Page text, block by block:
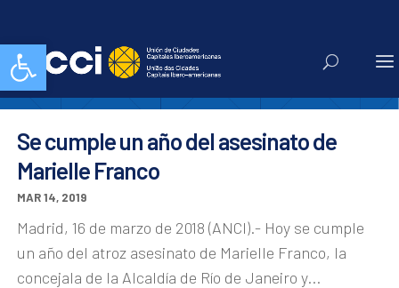
Abrir barra de herramientasactivismo
Se cumple un año del asesinato de
Marielle Franco
MAR 14, 2019
Madrid, 16 de marzo de 2018 (ANCI).- Hoy se cumple
un año del atroz asesinato de Marielle Franco, la
concejala de la Alcaldía de Río de Janeiro y...